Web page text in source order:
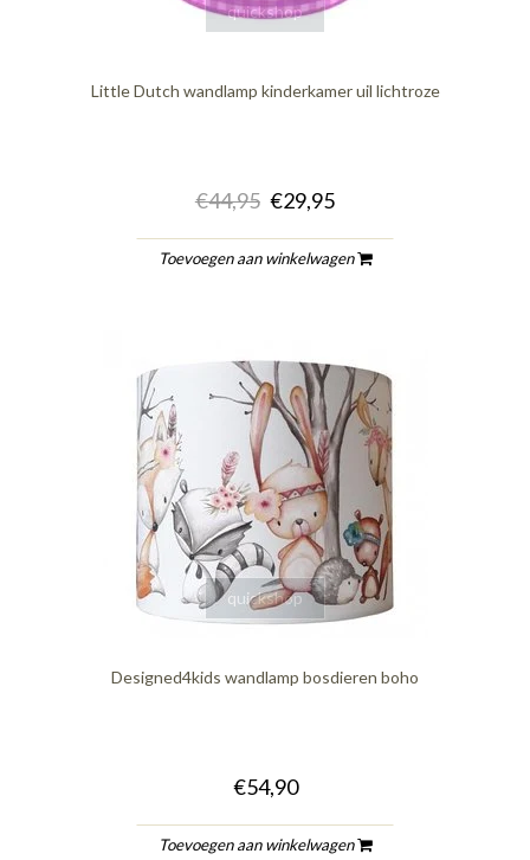
quickshop
Little Dutch wandlamp kinderkamer uil lichtroze
€44,95 €29,95
Toevoegen aan winkelwagen
quickshop
Designed4kids wandlamp bosdieren boho
€54,90
Toevoegen aan winkelwagen